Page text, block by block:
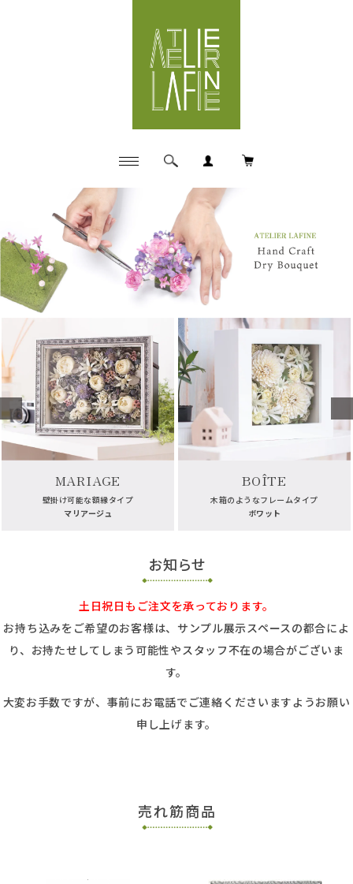
ハンドクラフトドライブーケ・花束などお花の長期保存ア
イテム制作工房
MARIAGE
壁掛け可能な額縁タイプ
マリアージュ
BOÎTE
木箱のようなフレームタイプ
ボワット
お知らせ
土日祝日もご注文を承っております。
お持ち込みをご希望のお客様は、サンプル展示スペースの都合によ
り、お持たせしてしまう可能性やスタッフ不在の場合がございま
す。
大変お手数ですが、事前にお電話でご連絡くださいますようお願い
申し上げます。
売れ筋商品